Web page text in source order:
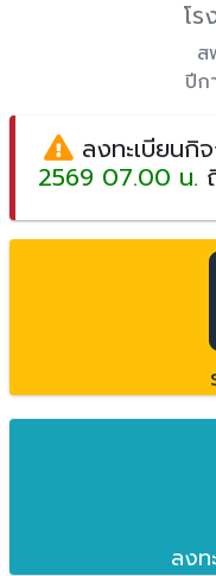
โร
ส
ปีก
ลงทะเบียนกิ
2569 07.00 น.
ลงท